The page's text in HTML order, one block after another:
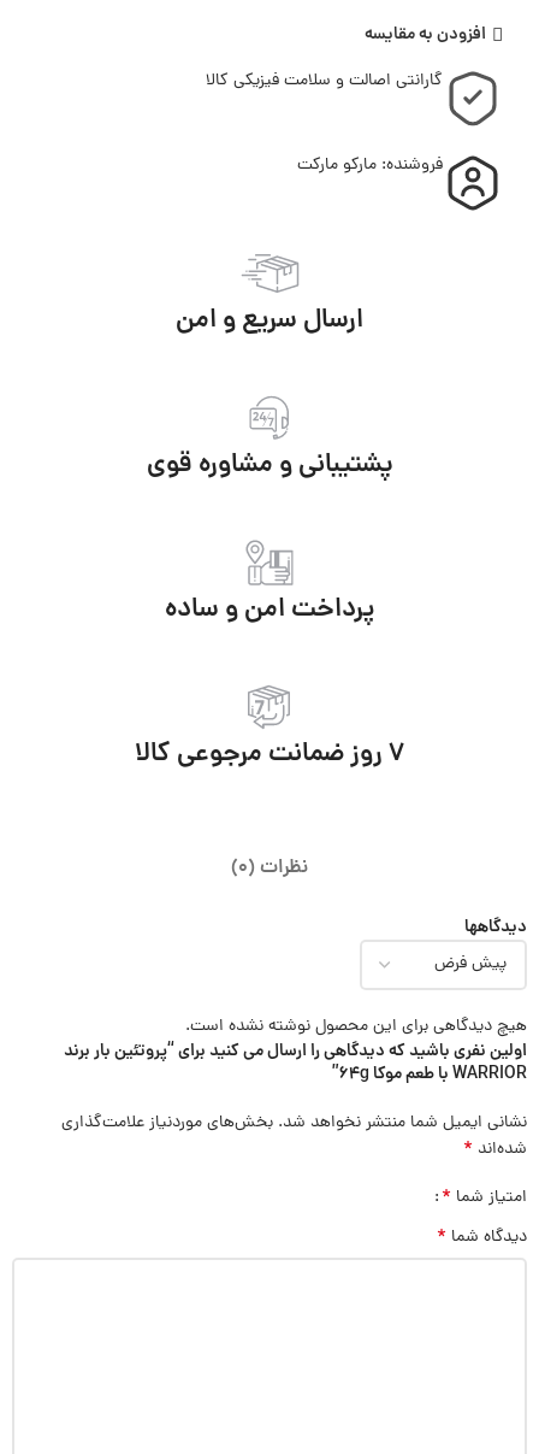
افزودن به مقایسه
گارانتی اصالت و سلامت فیزیکی کالا
فروشنده: مارکو مارکت
ارسال سریع و امن
پشتیبانی و مشاوره قوی
پرداخت امن و ساده
7 روز ضمانت مرجوعی کالا
نظرات (0)
دیدگاهها
هیچ دیدگاهی برای این محصول نوشته نشده است.
اولین نفری باشید که دیدگاهی را ارسال می کنید برای “پروتئین بار برند
WARRIOR با طعم موکا 64g”
نشانی ایمیل شما منتشر نخواهد شد. بخش‌های موردنیاز علامت‌گذاری
شده‌اند *
امتیاز شما *
دیدگاه شما *